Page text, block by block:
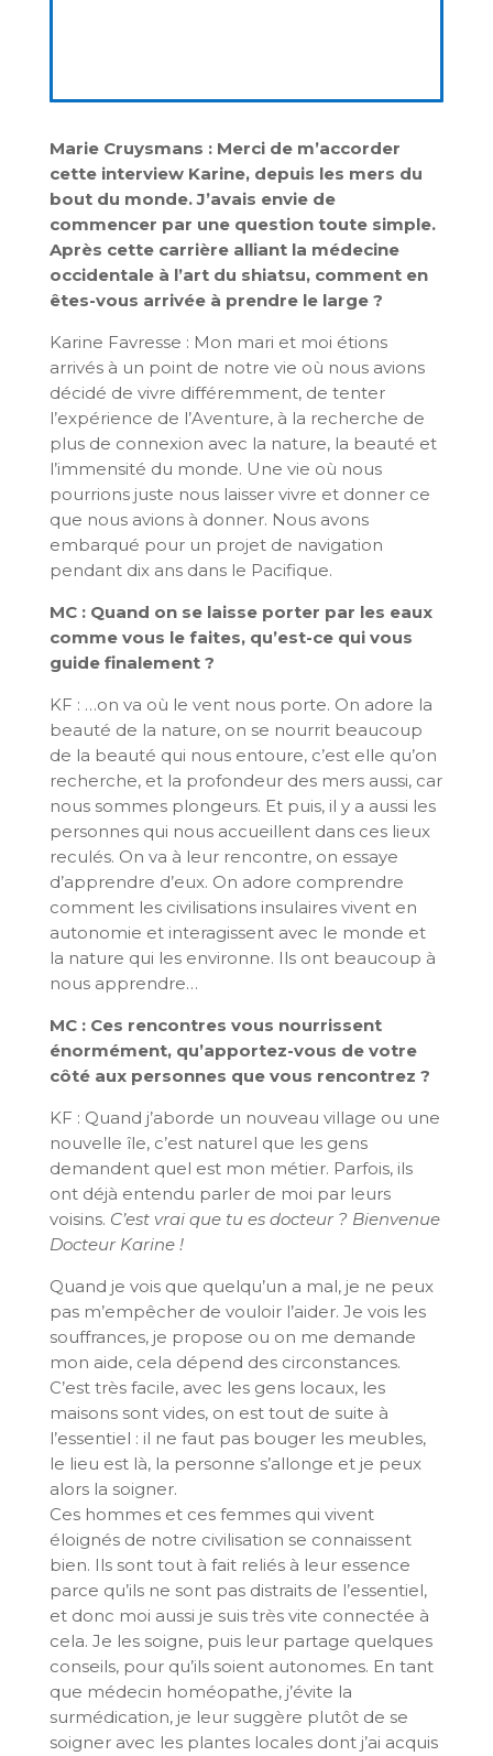
Marie Cruysmans : Merci de m’accorder
cette interview Karine, depuis les mers du
bout du monde. J’avais envie de
commencer par une question toute simple.
Après cette carrière alliant la médecine
occidentale à l’art du shiatsu, comment en
êtes-vous arrivée à prendre le large ?
Karine Favresse : Mon mari et moi étions
arrivés à un point de notre vie où nous avions
décidé de vivre différemment, de tenter
l’expérience de l’Aventure, à la recherche de
plus de connexion avec la nature, la beauté et
l’immensité du monde. Une vie où nous
pourrions juste nous laisser vivre et donner ce
que nous avions à donner. Nous avons
embarqué pour un projet de navigation
pendant dix ans dans le Pacifique.
MC : Quand on se laisse porter par les eaux
comme vous le faites, qu’est-ce qui vous
guide finalement ?
KF : …on va où le vent nous porte. On adore la
beauté de la nature, on se nourrit beaucoup
de la beauté qui nous entoure, c’est elle qu’on
recherche, et la profondeur des mers aussi, car
nous sommes plongeurs. Et puis, il y a aussi les
personnes qui nous accueillent dans ces lieux
reculés. On va à leur rencontre, on essaye
d’apprendre d’eux. On adore comprendre
comment les civilisations insulaires vivent en
autonomie et interagissent avec le monde et
la nature qui les environne. Ils ont beaucoup à
nous apprendre…
MC : Ces rencontres vous nourrissent
énormément, qu’apportez-vous de votre
côté aux personnes que vous rencontrez ?
KF : Quand j’aborde un nouveau village ou une
nouvelle île, c’est naturel que les gens
demandent quel est mon métier. Parfois, ils
ont déjà entendu parler de moi par leurs
voisins. C’est vrai que tu es docteur ? Bienvenue
Docteur Karine !
Quand je vois que quelqu’un a mal, je ne peux
pas m’empêcher de vouloir l’aider. Je vois les
souffrances, je propose ou on me demande
mon aide, cela dépend des circonstances.
C’est très facile, avec les gens locaux, les
maisons sont vides, on est tout de suite à
l’essentiel : il ne faut pas bouger les meubles,
le lieu est là, la personne s’allonge et je peux
alors la soigner.
Ces hommes et ces femmes qui vivent
éloignés de notre civilisation se connaissent
bien. Ils sont tout à fait reliés à leur essence
parce qu’ils ne sont pas distraits de l’essentiel,
et donc moi aussi je suis très vite connectée à
cela. Je les soigne, puis leur partage quelques
conseils, pour qu’ils soient autonomes. En tant
que médecin homéopathe, j’évite la
surmédication, je leur suggère plutôt de se
soigner avec les plantes locales dont j’ai acquis